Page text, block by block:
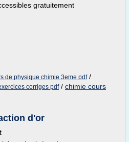
gratuitement
de physique chimie 3eme pdf/
corriges pdf/ chimie cours
d'or